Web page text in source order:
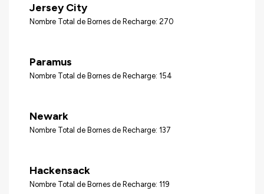
Jersey City
Nombre Total de Bornes de Recharge: 270
Paramus
Nombre Total de Bornes de Recharge: 154
Newark
Nombre Total de Bornes de Recharge: 137
Hackensack
Nombre Total de Bornes de Recharge: 119